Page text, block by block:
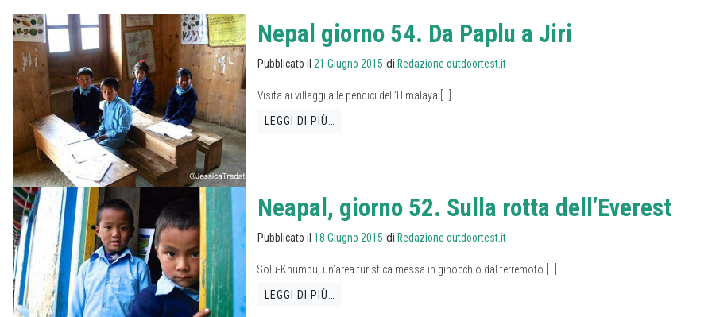
Nepal giorno 54. Da Paplu a Jiri
Pubblicato il 21 Giugno 2015 di Redazione outdoortest.it
Visita ai villaggi alle pendici dell’Himalaya […]
LEGGI DI PIÙ…
Neapal, giorno 52. Sulla rotta dell’Everest
Pubblicato il 18 Giugno 2015 di Redazione outdoortest.it
Solu-Khumbu, un’area turistica messa in ginocchio dal terremoto […]
LEGGI DI PIÙ…